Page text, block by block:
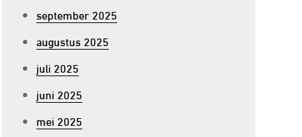
september 2025
augustus 2025
juli 2025
juni 2025
mei 2025